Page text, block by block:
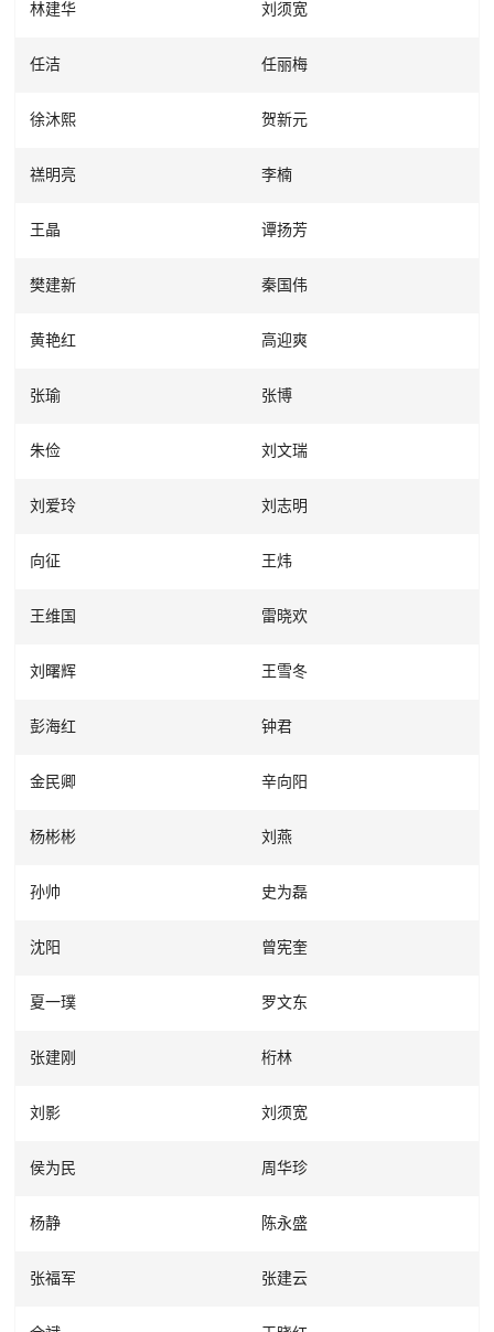
林建华 刘须宽
任洁 任丽梅
徐沐熙 贺新元
禚明亮 李楠
王晶 谭扬芳
樊建新 秦国伟
黄艳红 高迎爽
张瑜 张博
朱俭 刘文瑞
刘爱玲 刘志明
向征 王炜
王维国 雷晓欢
刘曙辉 王雪冬
彭海红 钟君
金民卿 辛向阳
杨彬彬 刘燕
孙帅 史为磊
沈阳 曾宪奎
夏一璞 罗文东
张建刚 桁林
刘影 刘须宽
侯为民 周华珍
杨静 陈永盛
张福军 张建云